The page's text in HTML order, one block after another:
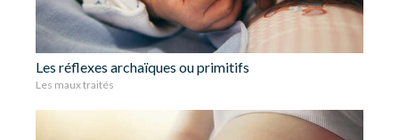
Les réflexes archaïques ou primitifs
Les maux traités